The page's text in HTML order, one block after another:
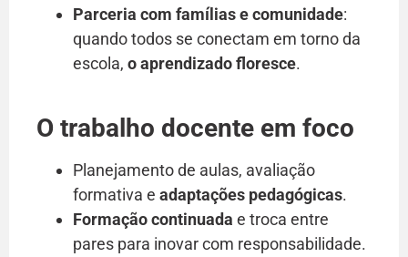
Parceria com famílias e comunidade:
quando todos se conectam em torno da
escola, o aprendizado floresce.
O trabalho docente em foco
Planejamento de aulas, avaliação
formativa e adaptações pedagógicas.
Formação continuada e troca entre
pares para inovar com responsabilidade.